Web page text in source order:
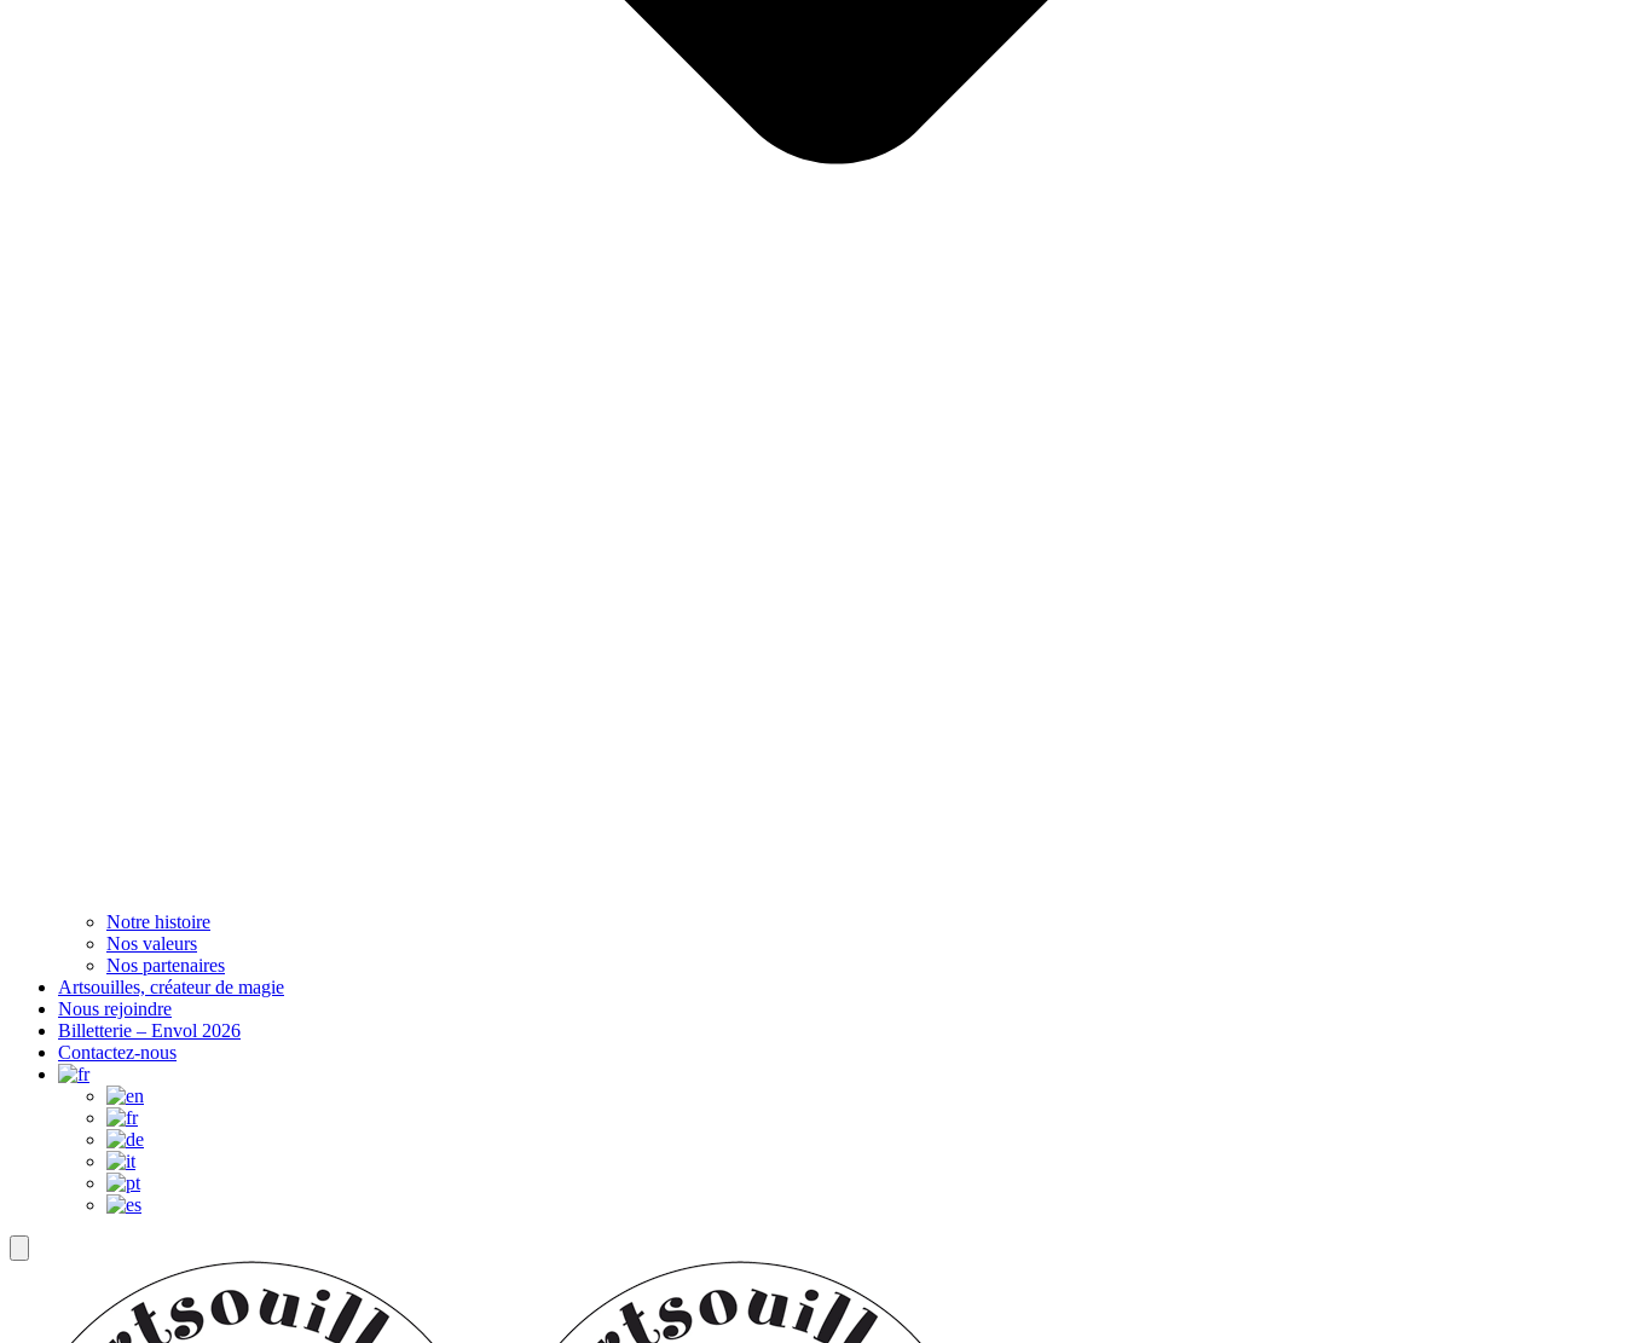
Notre histoire
Nos valeurs
Nos partenaires
Artsouilles, créateur de magie
Nous rejoindre
Billetterie – Envol 2026
Contactez-nous